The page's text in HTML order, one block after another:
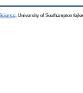
, University of Southampton